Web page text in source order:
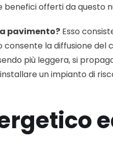
offerti da questo
pavimento? Esso
la diffusione del
più leggera, si
un impianto di